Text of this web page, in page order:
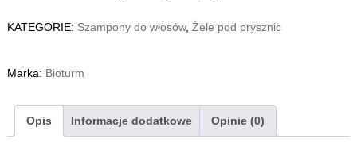
KATEGORIE: Szampony do włosów, Żele pod prysznic
Marka: Bioturm
Opis Informacje dodatkowe Opinie (0)